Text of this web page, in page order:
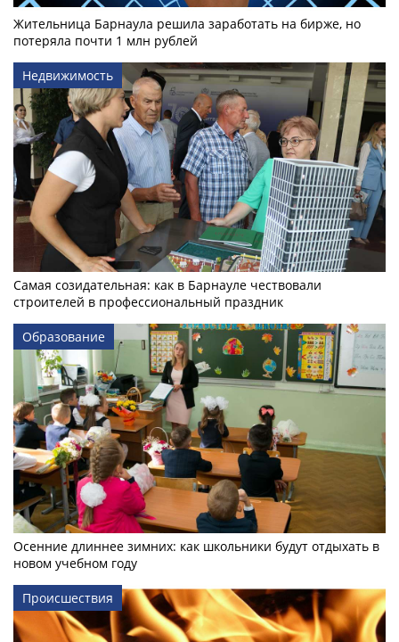
Жительница Барнаула решила заработать на бирже, но
потеряла почти 1 млн рублей
Недвижимость
Самая созидательная: как в Барнауле чествовали
строителей в профессиональный праздник
Образование
Осенние длиннее зимних: как школьники будут отдыхать в
новом учебном году
Происшествия